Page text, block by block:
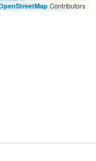
Contributors